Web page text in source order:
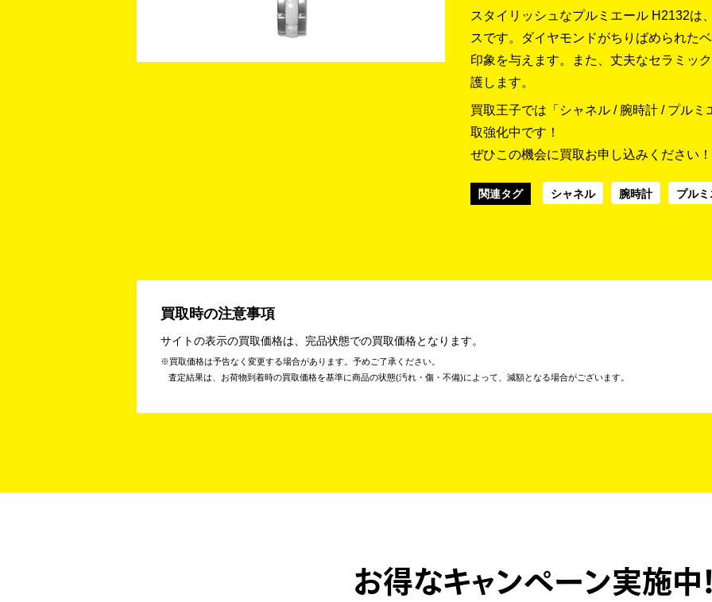
スタイリッシュなプルミエール H2132は
スです。ダイヤモンドがちりばめられた
印象を与えます。また、丈夫なセラミッ
護します。
買取王子では「シャネル / 腕時計 / プル
取強化中です！
ぜひこの機会に買取お申し込みください！
関連タグ シャネル 腕時計 プル
買取時の注意事項
サイトの表示の買取価格は、完品状態での買取価格となります。
買取価格は予告なく変更する場合があります。予めご了承ください。
査定結果は、お荷物到着時の買取価格を基準に商品の状態(汚れ・傷・不備)によって、減額となる場合がございます。
お得なキャンペーン実施中